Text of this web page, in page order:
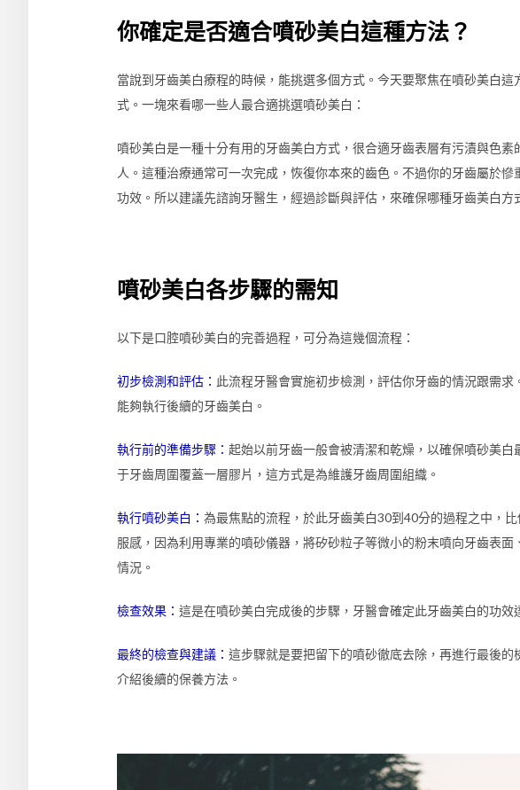
你確定是否適合噴砂美白這種方法？
當說到牙齒美白療程的時候，能挑選多個方式。今天要聚焦在噴砂美白
式。一塊來看哪一些人最合適挑選噴砂美白：
噴砂美白是一種十分有用的牙齒美白方式，很合適牙齒表層有污漬與色
人。這種治療通常可一次完成，恢復你本來的齒色。不過你的牙齒屬於
功效。所以建議先諮詢牙醫生，經過診斷與評估，來確保哪種牙齒美白方
噴砂美白各步驟的需知
以下是口腔噴砂美白的完善過程，可分為這幾個流程：
初步檢測和評估： 此流程牙醫會實施初步檢測，評估你牙齒的情況跟需
能夠執行後續的牙齒美白。
執行前的準備步驟： 起始以前牙齒一般會被清潔和乾燥，以確保噴砂美
于牙齒周圍覆蓋一層膠片，這方式是為維護牙齒周圍組織。
執行噴砂美白： 為最焦點的流程，於此牙齒美白30到40分的過程之中，
服感，因為利用專業的噴砂儀器，將矽砂粒子等微小的粉末噴向牙齒表
情況。
檢查效果： 這是在噴砂美白完成後的步驟，牙醫會確定此牙齒美白的功效
最終的檢查與建議： 這步驟就是要把留下的噴砂徹底去除，再進行最後
介紹後續的保養方法。